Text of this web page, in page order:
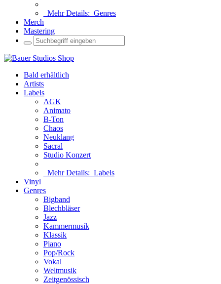
Mehr Details: Genres
Merch
Mastering
Bald erhältlich
Artists
Labels
AGK
Animato
B-Ton
Chaos
Neuklang
Sacral
Studio Konzert
Mehr Details: Labels
Vinyl
Genres
Bigband
Blechbläser
Jazz
Kammermusik
Klassik
Piano
Pop/Rock
Vokal
Weltmusik
Zeitgenössisch